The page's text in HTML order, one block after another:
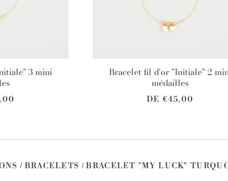
3 mini
Bracelet fil d'or "Initiale" 2
médailles
DE €45,00
/ BRACELETS / BRACELET "MY LUCK"